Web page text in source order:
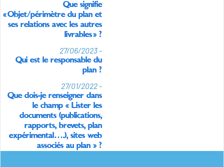
Que signifie
« Objet/périmètre du plan et
ses relations avec les autres
livrables » ?
27/06/2023 -
Qui est le responsable du
plan ?
27/01/2022 -
Que dois-je renseigner dans
le champ « Lister les
documents (publications,
rapports, brevets, plan
expérimental….), sites web
associés au plan » ?